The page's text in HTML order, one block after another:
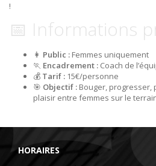
!
📅 Informations
👩 Public : Femmes uniquement
🏃️ Encadrement : Coach de
💰 Tarif : 15€/personne
🎯 Objectif : Bouger,
plaisir entre femmes sur le
HORAIRES